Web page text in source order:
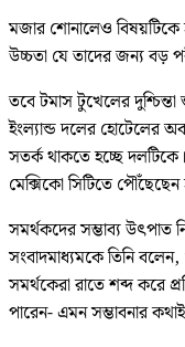
মজার শোনালেও বিষয়টিকে
উচ্চতা যে তাদের জন্য বড়
তবে টমাস টুখেলের
ইংল্যান্ড দলের হোটেলের
সতর্ক থাকতে হচ্ছে
মেক্সিকো সিটিতে পৌঁছেছেন
সমর্থকদের সম্ভাব্য
সংবাদমাধ্যমকে তিনি বলেন,
সমর্থকেরা রাতে শব্দ করে
পারেন- এমন সম্ভাবনার